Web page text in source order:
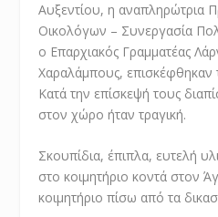
Αυξεντίου, η αναπληρώτρια
Οικολόγων – Συνεργασία
ο Επαρχιακός Γραμματέας
Χαραλάμπους,
Κατά την επίσκεψή τους
στον χώρο ήταν τραγική.
Σκουπίδια, έπιπλα, ευτελή
στο κοιμητήριο κοντά στον
κοιμητήριο πίσω από τα